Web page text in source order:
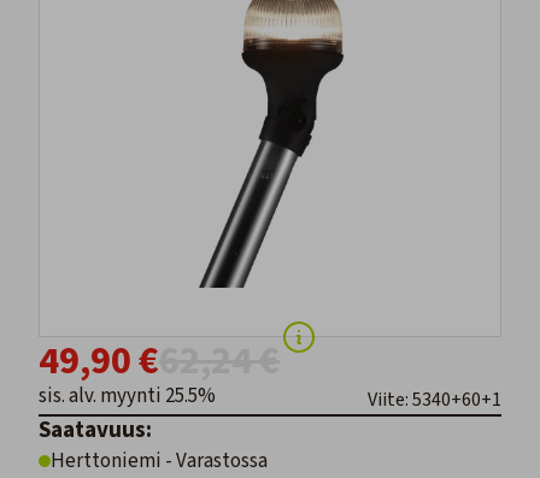
49,90 €
sis. alv. myynti 25.5% Viite: 5340+60+1
Saatavuus:
Herttoniemi - Varastossa